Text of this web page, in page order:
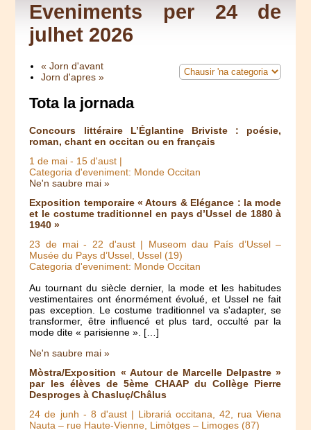
Eveniments per 24 de
julhet 2026
« Jorn d'avant
Jorn d'apres »
Tota la jornada
Concours littéraire L’Églantine Briviste : poésie,
roman, chant en occitan ou en français
1 de mai - 15 d'aust |
Categoria d'eveniment: Monde Occitan
Ne'n saubre mai »
Exposition temporaire « Atours & Elégance : la mode
et le costume traditionnel en pays d’Ussel de 1880 à
1940 »
23 de mai- 22 d'aust| Museom dau País d’Ussel –
Musée du Pays d’Ussel, Ussel (19)
Categoria d'eveniment: Monde Occitan
Au tournant du siècle dernier, la mode et les habitudes
vestimentaires ont énormément évolué, et Ussel ne fait
pas exception. Le costume traditionnel va s'adapter, se
transformer, être influencé et plus tard, occulté par la
mode dite « parisienne ». […]
Ne'n saubre mai »
Mòstra/Exposition « Autour de Marcelle Delpastre »
par les élèves de 5ème CHAAP du Collège Pierre
Desproges à Chasluç/Châlus
24 de junh - 8 d'aust| Librariá occitana, 42, rua Viena
Nauta – rue Haute-Vienne, Limòtges – Limoges (87)